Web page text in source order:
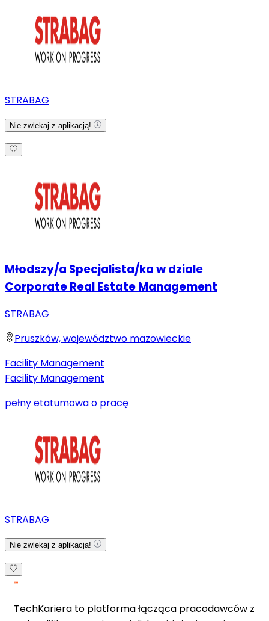
STRABAG
Nie zwlekaj z aplikacją!
Młodszy/a Specjalista/ka w dziale
Corporate Real Estate Management
STRABAG
Pruszków, województwo mazowieckie
Facility Management
Facility Management
pełny etatumowa o pracę
STRABAG
Nie zwlekaj z aplikacją!
TechKariera to platforma łącząca pracodawców z